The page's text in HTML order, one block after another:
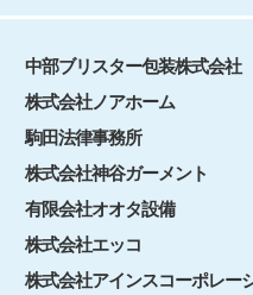
中部ブリスター包装株式会社
株式会社ノアホーム
駒田法律事務所
株式会社神谷ガーメント
有限会社オオタ設備
株式会社エッコ
株式会社アインスコーポレー